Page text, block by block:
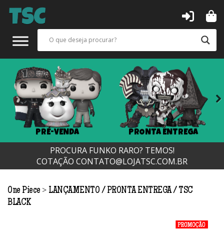
PRÉ-VENDA PRONTA ENTREGA
Next
PROCURA FUNKO RARO? TEMOS!
COTAÇÃO CONTATO@LOJATSC.COM.BR
One Piece > LANÇAMENTO PRONTA ENTREGA
TSC
BLACK